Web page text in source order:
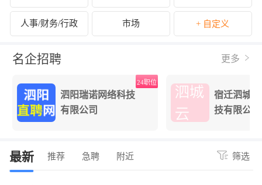
人事/财务/行政 市场 + 自定义
名企招聘 更多
泗阳瑞诺网络科技
有限公司
24职位
宿迁泗城
技有限公司
最新 推荐 急聘 附近 筛选